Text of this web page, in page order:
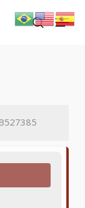
search
Menu